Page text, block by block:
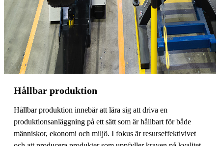
Hållbar produktion
Hållbar produktion innebär att lära sig att driva en
produktionsanläggning på ett sätt som är hållbart för både
människor, ekonomi och miljö. I fokus är resurseffektivivet